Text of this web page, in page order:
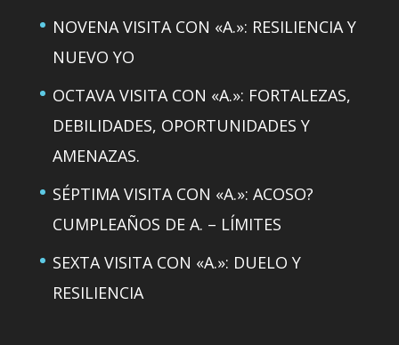
NOVENA VISITA CON «A.»: RESILIENCIA Y
NUEVO YO
OCTAVA VISITA CON «A.»: FORTALEZAS,
DEBILIDADES, OPORTUNIDADES Y
AMENAZAS.
SÉPTIMA VISITA CON «A.»: ACOSO?
CUMPLEAÑOS DE A. – LÍMITES
SEXTA VISITA CON «A.»: DUELO Y
RESILIENCIA